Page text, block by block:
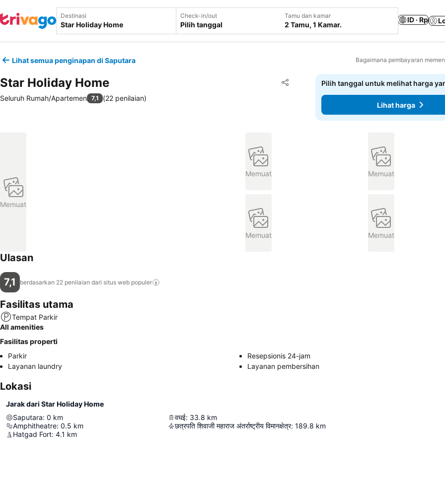
Destinasi Check-in/out
Pilih tanggal
Tamu dan kamar
2 Tamu, 1 Kamar.
ID · Rp
Lihat semua penginapan di Saputara Bagaimana pembayaran
Star Holiday Home Bagikan
Tambahkan ke favorit
Seluruh Rumah/Apartemen 7,1 (22 penilaian)
Pilih tanggal untuk melihat harga
Lihat harga
Memuat
Memuat Memuat
Memuat Memuat
Ulasan
7,1 berdasarkan 22 penilaian dari situs web populer
Fasilitas utama
Tempat Parkir
All amenities
Fasilitas properti
Parkir
Resepsionis 24-jam
Layanan laundry
Layanan pembersihan
Lokasi
Jarak dari Star Holiday Home
Saputara: 0 km
Amphitheatre: 0.5 km
Hatgad Fort: 4.1 km
वघई: 33.8 km
छत्रपति शिवाजी महाराज अंतर्राष्ट्रीय विमानक्षेत्र: 189.8 km